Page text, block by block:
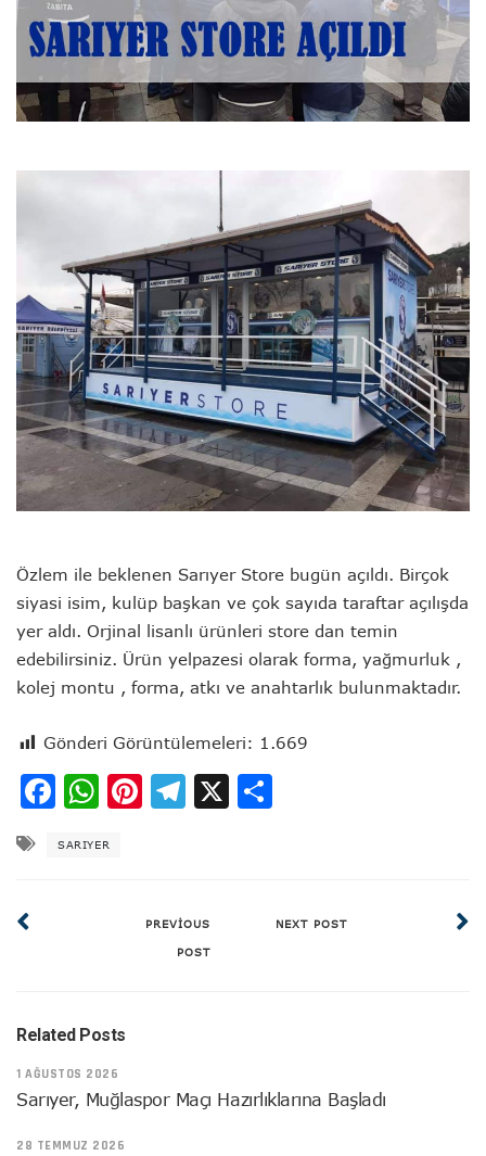
Özlem ile beklenen Sarıyer Store bugün açıldı. Birçok
siyasi isim, kulüp başkan ve çok sayıda taraftar açılışda
yer aldı. Orjinal lisanlı ürünleri store dan temin
edebilirsiniz. Ürün yelpazesi olarak forma, yağmurluk ,
kolej montu , forma, atkı ve anahtarlık bulunmaktadır.
Gönderi Görüntülemeleri: 1.669
Facebook
WhatsApp
Pinterest
Telegram
X
SARIYER
PREVIOUS
POST
NEXT POST
Related Posts
1 AĞUSTOS 2026
Sarıyer, Muğlaspor Maçı Hazırlıklarına Başladı
28 TEMMUZ 2026